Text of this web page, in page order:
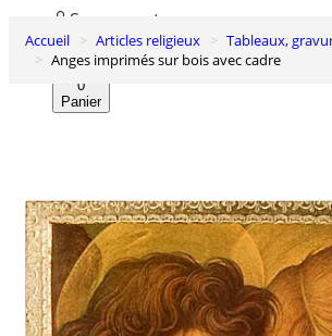
Se connecter
Liste des envies
0
Panier
Accueil Articles religieux
Tableaux,
Anges imprimés sur bois avec cadre